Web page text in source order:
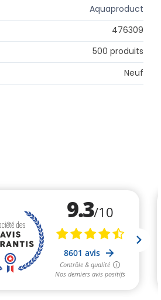
Aquaproduct
476309
500 produits
Neuf